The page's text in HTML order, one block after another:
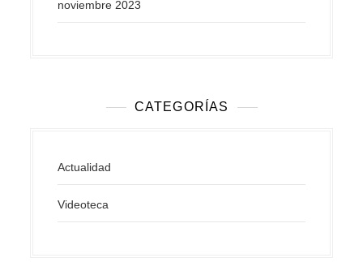
noviembre 2023
CATEGORÍAS
Actualidad
Videoteca